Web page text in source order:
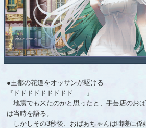
●王都の花道をオッサンが駆ける
『ドドドドドドドドド……』
地震でも来たのかと思ったと、手芸店のおば
は当時を語る。
しかしその3秒後、おばあちゃんは咄嗟に孫